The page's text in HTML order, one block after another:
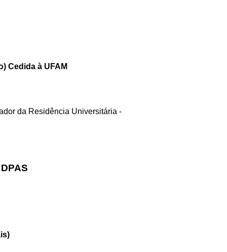
Cedida à UFAM
da Residência Universitária -